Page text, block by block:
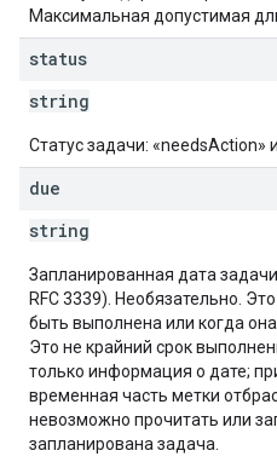
Максимальная допустимая
status
string
Статус задачи: «needsAction»
due
string
Запланированная дата
RFC 3339). Необязательно.
быть выполнена или когда
Это не крайний срок
только информация о дате;
временная часть метки
невозможно прочитать или
запланирована задача.